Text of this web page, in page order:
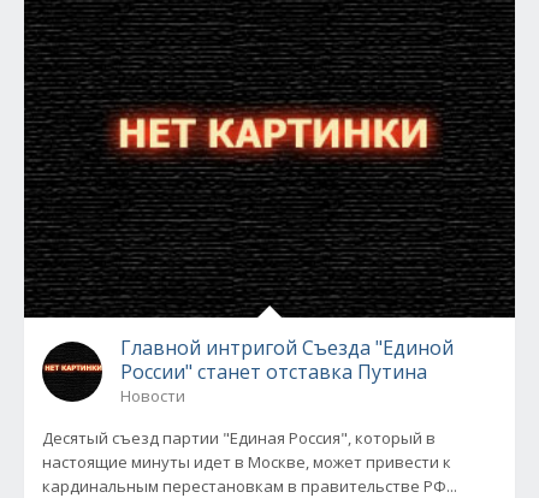
Главной интригой Съезда "Единой
России" станет отставка Путина
Новости
Десятый съезд партии "Единая Россия", который в
настоящие минуты идет в Москве, может привести к
кардинальным перестановкам в правительстве РФ...